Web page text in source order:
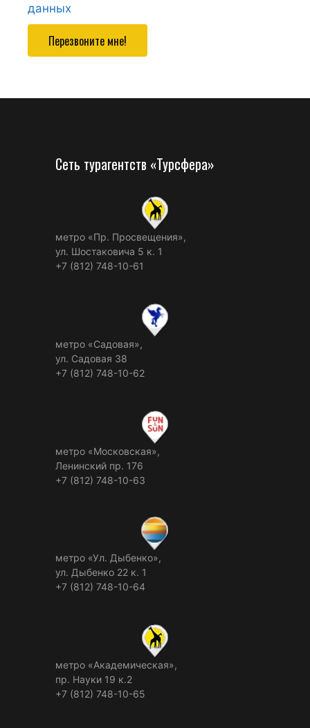
данных
Перезвоните мне!
Сеть турагентств «Турсфера»
метро «Пр. Просвещения»,
ул. Шостаковича 5 к. 1
+7 (812) 748-10-61
метро «Садовая»,
ул. Садовая 38
+7 (812) 748-10-62
метро «Московская»,
Ленинский пр. 176
+7 (812) 748-10-63
метро «Ул. Дыбенко»,
ул. Дыбенко 22 к. 1
+7 (812) 748-10-64
метро «Академическая»,
пр. Науки 19 к.2
+7 (812) 748-10-65